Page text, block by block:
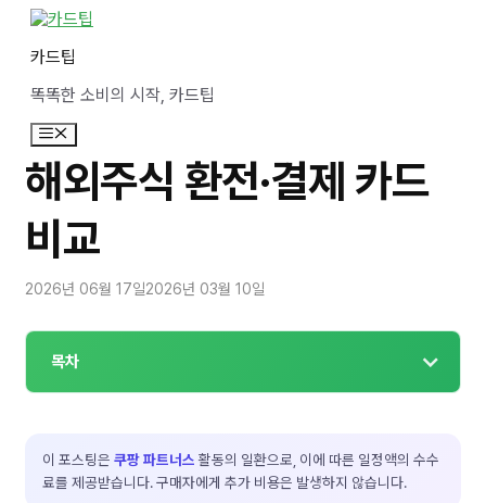
카드팁
똑똑한 소비의 시작, 카드팁
메
뉴
해외주식 환전·결제 카드
비교
2026년 06월 17일2026년 03월 10일
목차
이 포스팅은 쿠팡 파트너스 활동의 일환으로, 이에 따른 일정액의 수수
료를 제공받습니다. 구매자에게 추가 비용은 발생하지 않습니다.